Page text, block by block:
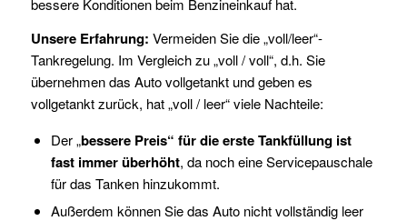
bessere Konditionen beim Benzineinkauf hat.
Unsere Erfahrung: Vermeiden Sie die „voll/leer“-
Tankregelung. Im Vergleich zu „voll / voll“, d.h. Sie
übernehmen das Auto vollgetankt und geben es
vollgetankt zurück, hat „voll / leer“ viele Nachteile:
Der „bessere Preis“ für die erste Tankfüllung ist
fast immer überhöht, da noch eine Servicepauschale
für das Tanken hinzukommt.
Außerdem können Sie das Auto nicht vollständig leer